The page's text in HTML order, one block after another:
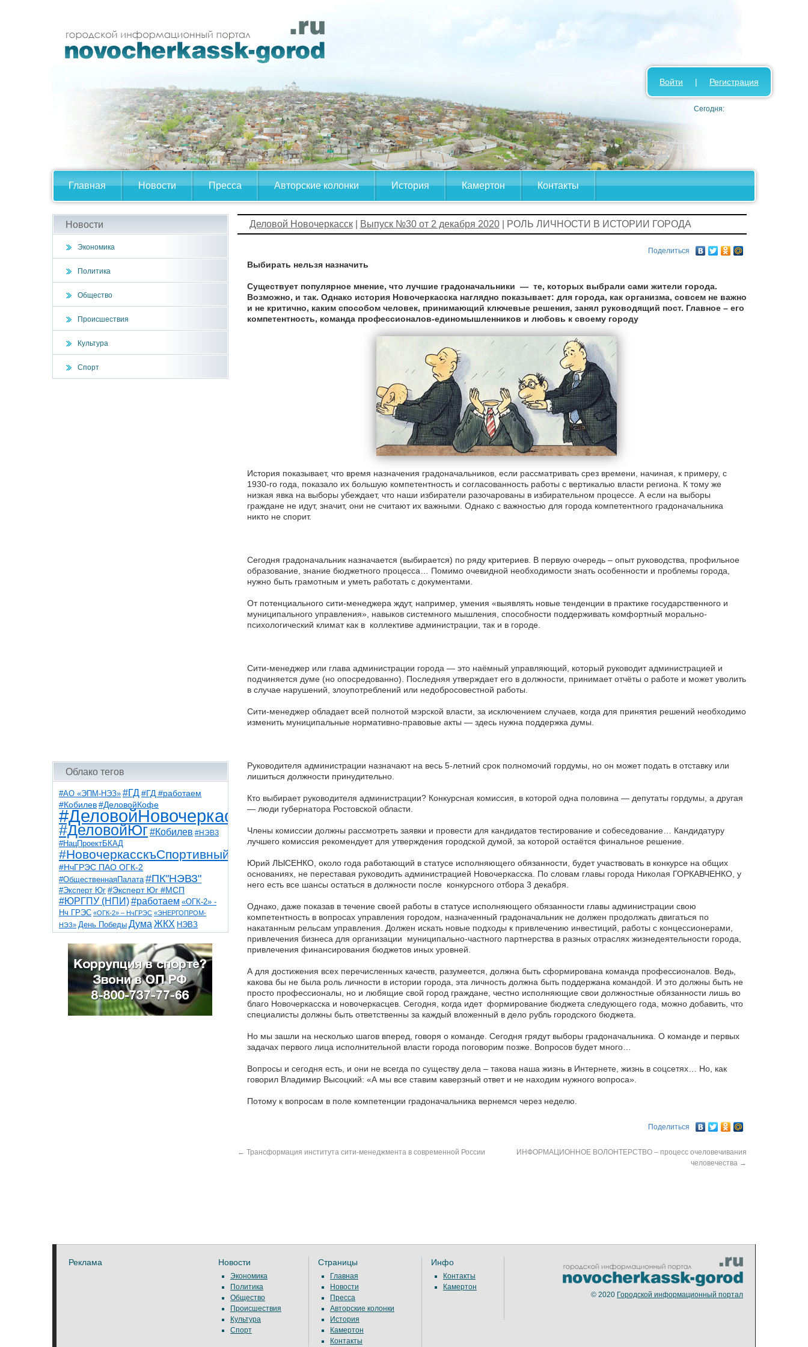
Главная Новости Пресса Авторские колонки История Камертон Контакты
Войти | Регистрация
Сегодня:
Новости
Экономика
Политика
Общество
Происшествия
Культура
Спорт
Облако тегов
#АО «ЭПМ-НЭЗ» #ГД #ГД #работаем
#Кобилев #ДеловойКофе
#ДеловойНовочеркасск
#ДеловойЮг#Кобилев #НЭВЗ
#НацПроектБКАД
#НовочеркасскъСпортивный
#НчГРЭС ПАО ОГК-2
#ОбщественнаяПалата #ПК"НЭВЗ"
#Эксперт Юг #Эксперт Юг #МСП
#ЮРГПУ (НПИ)#работаем «ОГК-2» -
Нч ГРЭС «ОГК-2» – НчГРЭС «ЭНЕРГОПРОМ-
НЭЗ» День Победы Дума ЖКХ НЭВЗ
НчГРЭС ТНТ
благоустройствоветераны выборы
детидороги казаки коррупция космос
общественная палата парк пожар роща
спорт театр транспорт художники
Деловой Новочеркасск| Выпуск №30 от 2 декабря 2020| РОЛЬ ЛИЧНОСТИ В ИСТОРИИ ГОРОДА
Поделиться
Выбирать нельзя назначить
Существует популярное мнение, что лучшие градоначальники — те, которых выбрали сами жители города.
Возможно, и так. Однако история Новочеркасска наглядно показывает: для города, как организма, совсем не важно
и не критично, каким способом человек, принимающий ключевые решения, занял руководящий пост. Главное – его
компетентность, команда профессионалов-единомышленников и любовь к своему городу
История показывает, что время назначения градоначальников, если рассматривать срез времени, начиная, к примеру, с
1930-го года, показало их большую компетентность и согласованность работы с вертикалью власти региона. К тому же
низкая явка на выборы убеждает, что наши избиратели разочарованы в избирательном процессе. А если на выборы
граждане не идут, значит, они не считают их важными. Однако с важностью для города компетентного градоначальника
никто не спорит.
Сегодня градоначальник назначается (выбирается) по ряду критериев. В первую очередь – опыт руководства, профильное
образование, знание бюджетного процесса… Помимо очевидной необходимости знать особенности и проблемы города,
нужно быть грамотным и уметь работать с документами.
От потенциального сити-менеджера ждут, например, умения «выявлять новые тенденции в практике государственного и
муниципального управления», навыков системного мышления, способности поддерживать комфортный морально-
психологический климат как в коллективе администрации, так и в городе.
Сити-менеджер или глава администрации города — это наёмный управляющий, который руководит администрацией и
подчиняется думе (но опосредованно). Последняя утверждает его в должности, принимает отчёты о работе и может уволить
в случае нарушений, злоупотреблений или недобросовестной работы.
Сити-менеджер обладает всей полнотой мэрской власти, за исключением случаев, когда для принятия решений необходимо
изменить муниципальные нормативно-правовые акты — здесь нужна поддержка думы.
Руководителя администрации назначают на весь 5-летний срок полномочий гордумы, но он может подать в отставку или
лишиться должности принудительно.
Кто выбирает руководителя администрации? Конкурсная комиссия, в которой одна половина — депутаты гордумы, а другая
— люди губернатора Ростовской области.
Члены комиссии должны рассмотреть заявки и провести для кандидатов тестирование и собеседование… Кандидатуру
лучшего комиссия рекомендует для утверждения городской думой, за которой остаётся финальное решение.
Юрий ЛЫСЕНКО, около года работающий в статусе исполняющего обязанности, будет участвовать в конкурсе на общих
основаниях, не переставая руководить администрацией Новочеркасска. По словам главы города Николая ГОРКАВЧЕНКО, у
него есть все шансы остаться в должности после конкурсного отбора 3 декабря.
Однако, даже показав в течение своей работы в статусе исполняющего обязанности главы администрации свою
компетентность в вопросах управления городом, назначенный градоначальник не должен продолжать двигаться по
накатанным рельсам управления. Должен искать новые подходы к привлечению инвестиций, работы с концессионерами,
привлечения бизнеса для организации муниципально-частного партнерства в разных отраслях жизнедеятельности города,
привлечения финансирования бюджетов иных уровней.
А для достижения всех перечисленных качеств, разумеется, должна быть сформирована команда профессионалов. Ведь,
какова бы не была роль личности в истории города, эта личность должна быть поддержана командой. И это должны быть не
просто профессионалы, но и любящие свой город граждане, честно исполняющие свои должностные обязанности лишь во
благо Новочеркасска и новочеркасцев. Сегодня, когда идет формирование бюджета следующего года, можно добавить, что
специалисты должны быть ответственны за каждый вложенный в дело рубль городского бюджета.
Но мы зашли на несколько шагов вперед, говоря о команде. Сегодня грядут выборы градоначальника. О команде и первых
задачах первого лица исполнительной власти города поговорим позже. Вопросов будет много…
Вопросы и сегодня есть, и они не всегда по существу дела – такова наша жизнь в Интернете, жизнь в соцсетях… Но, как
говорил Владимир Высоцкий: «А мы все ставим каверзный ответ и не находим нужного вопроса».
Потому к вопросам в поле компетенции градоначальника вернемся через неделю.
Поделиться
← Трансформация института сити-менеджмента в современной России
ИНФОРМАЦИОННОЕ ВОЛОНТЕРСТВО – процесс очеловечивания
человечества →
Реклама Новости
Экономика
Политика
Общество
Происшествия
Культура
Спорт
Страницы
Главная
Новости
Пресса
Авторские колонки
История
Камертон
Контакты
Инфо
Контакты
Камертон
© 2020 Городской информационный портал